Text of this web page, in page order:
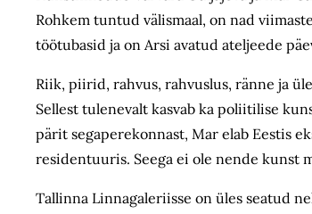
Rohkem tuntud välismaal, on nad
töötubasid ja on Arsi avatud ateljeede
Riik, piirid, rahvus, rahvuslus, ränne ja
Sellest tulenevalt kasvab ka poliitilise
pärit segaperekonnast, Mar elab Eestis
residentuuris. Seega ei ole nende
Tallinna Linnagaleriisse on üles seatud